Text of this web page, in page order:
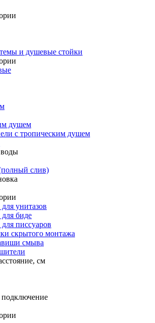
и душевые стойки
душем
с тропическим душем
слив)
унитазов
биде
писсуаров
скрытого монтажа
смыва
см